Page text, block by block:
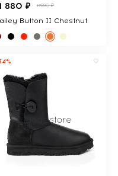
880 ₽ 17890 ₽
Button II Chestnut